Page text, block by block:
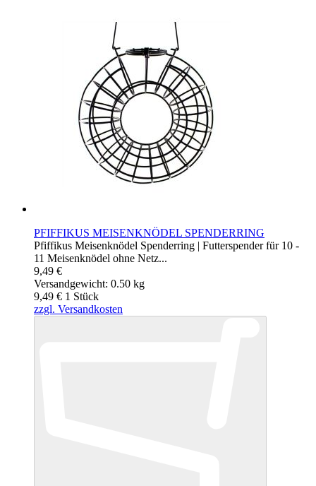
PFIFFIKUS MEISENKNÖDEL SPENDERRING
Pfiffikus Meisenknödel Spenderring | Futterspender für 10 -
11 Meisenknödel ohne Netz...
9,49 €
Versandgewicht: 0.50 kg
9,49 € 1 Stück
zzgl. Versandkosten